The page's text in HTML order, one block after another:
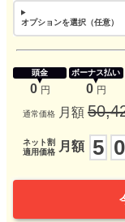
オプションを選択（任意）
頭金
0 円
ボーナス払い
0 円
通常価格 月額
ネット割
適用価格
月額 5 0